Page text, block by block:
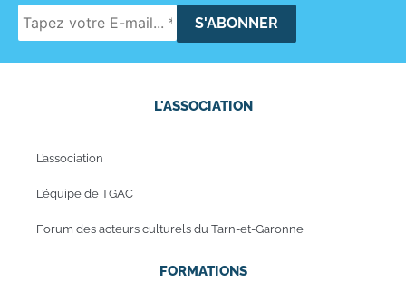
L'ASSOCIATION
L’association
L’équipe de TGAC
Forum des acteurs culturels du Tarn-et-Garonne
FORMATIONS